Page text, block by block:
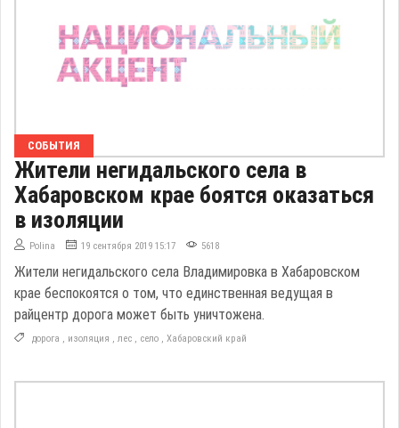
СОБЫТИЯ
Жители негидальского села в
Хабаровском крае боятся оказаться
в изоляции
Polina 19 сентября 2019 15:17 5618
Жители негидальского села Владимировка в Хабаровском
крае беспокоятся о том, что единственная ведущая в
райцентр дорога может быть уничтожена.
дорога , изоляция , лес , село , Хабаровский край